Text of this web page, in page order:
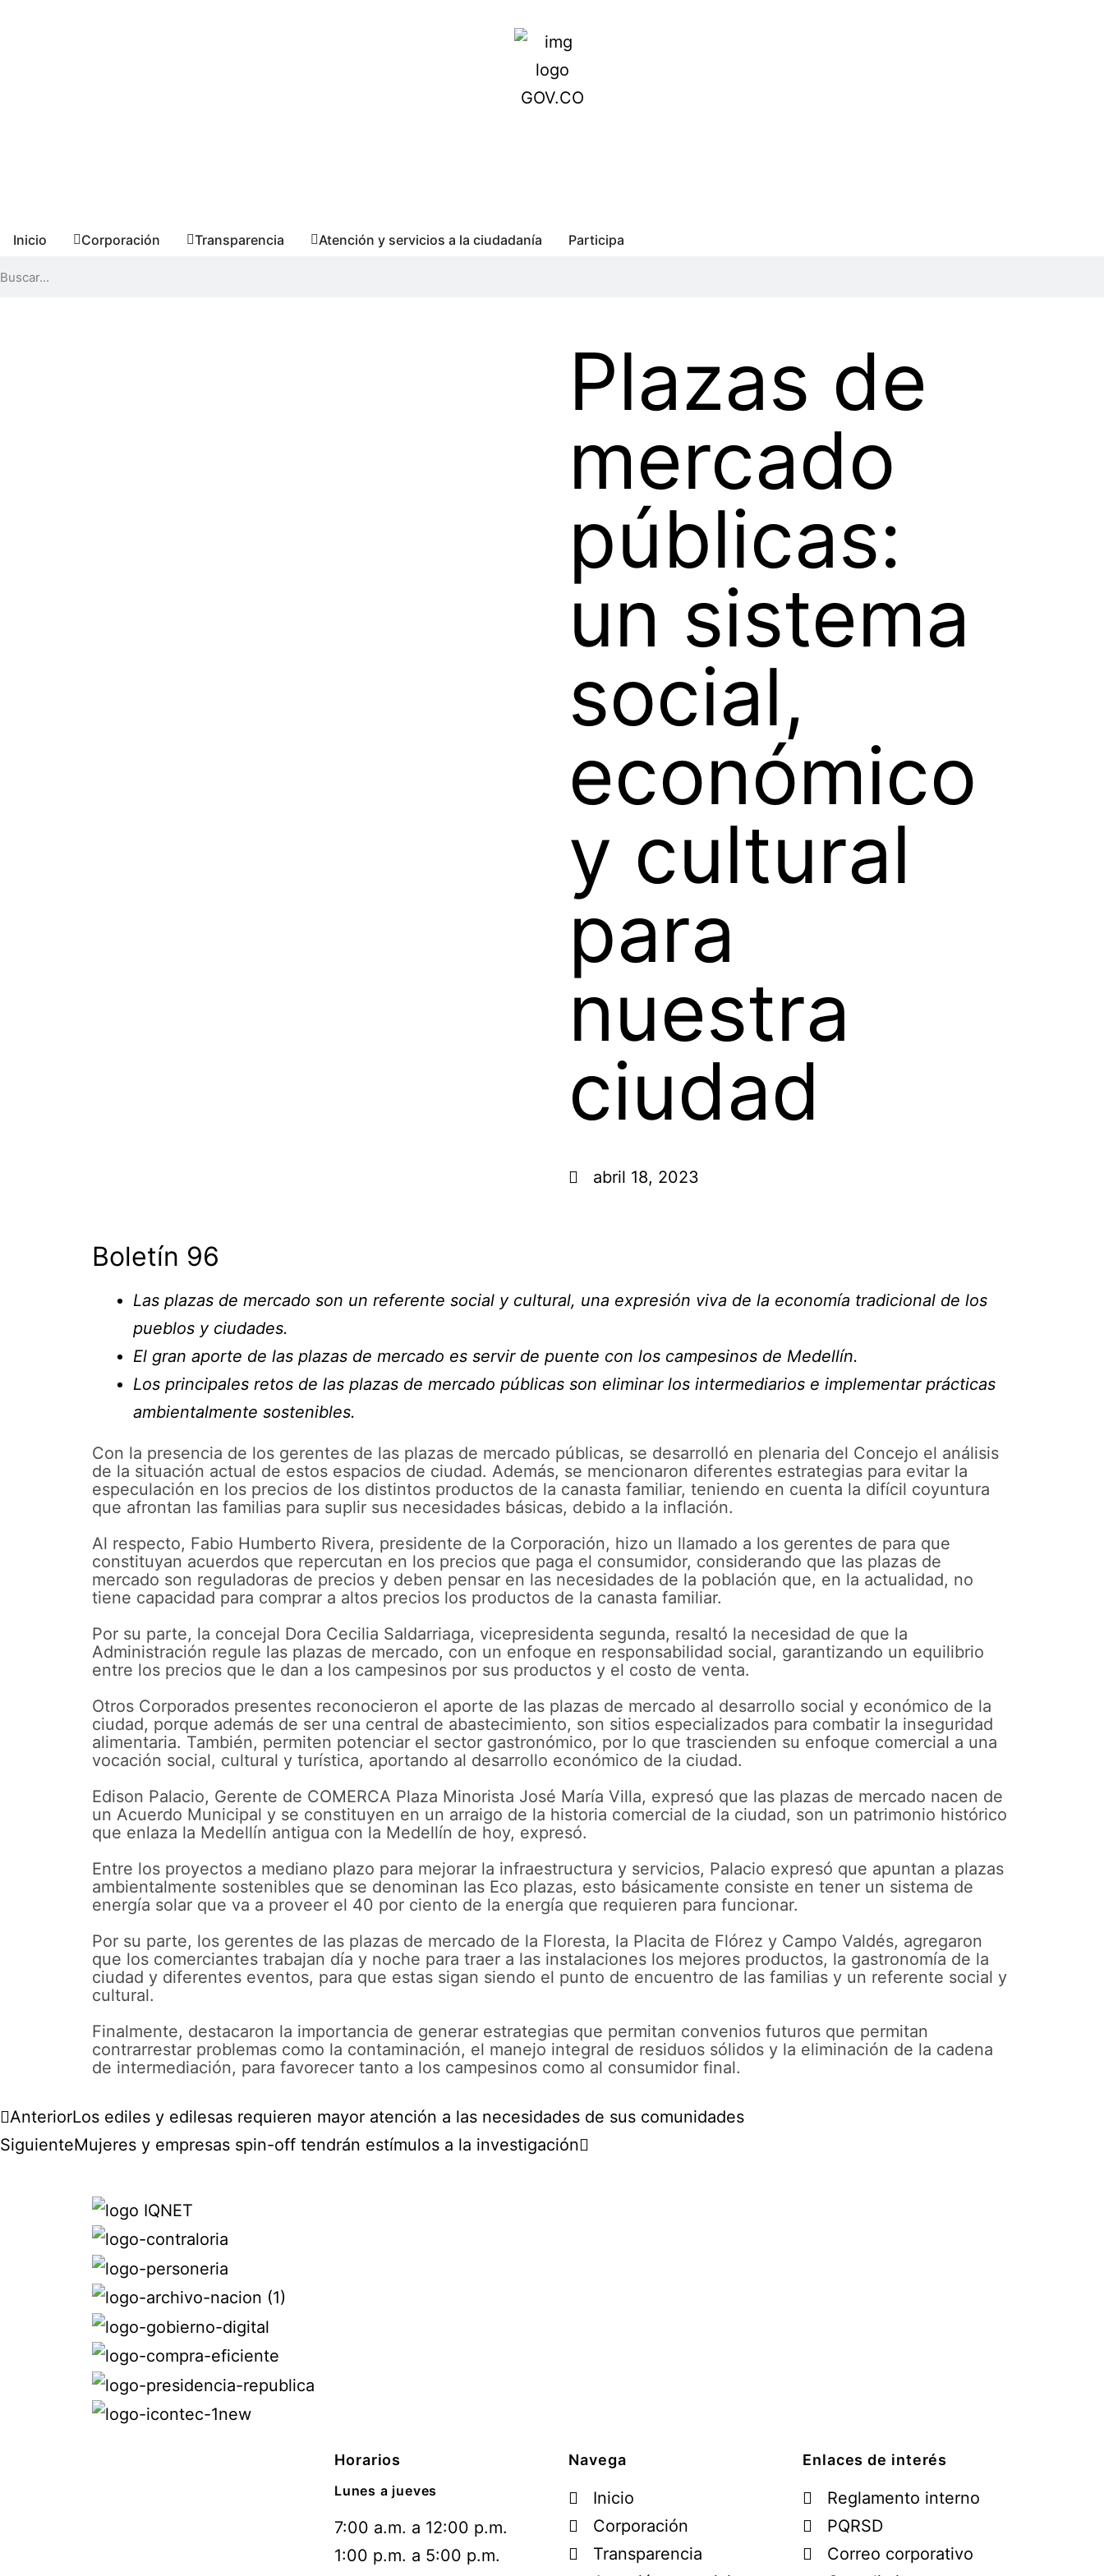
Inicio Corporación Transparencia Atención y servicios a la ciudadanía Participa
Plazas de
mercado
públicas:
un sistema
social,
económico
y cultural
para
nuestra
ciudad
abril 18, 2023
Boletín 96
Las plazas de mercado son un referente social y cultural, una expresión viva de la economía tradicional de los
pueblos y ciudades.
El gran aporte de las plazas de mercado es servir de puente con los campesinos de Medellín.
Los principales retos de las plazas de mercado públicas son eliminar los intermediarios e implementar prácticas
ambientalmente sostenibles.
Con la presencia de los gerentes de las plazas de mercado públicas, se desarrolló en plenaria del Concejo el análisis
de la situación actual de estos espacios de ciudad. Además, se mencionaron diferentes estrategias para evitar la
especulación en los precios de los distintos productos de la canasta familiar, teniendo en cuenta la difícil coyuntura
que afrontan las familias para suplir sus necesidades básicas, debido a la inflación.
Al respecto, Fabio Humberto Rivera, presidente de la Corporación, hizo un llamado a los gerentes de para que
constituyan acuerdos que repercutan en los precios que paga el consumidor, considerando que las plazas de
mercado son reguladoras de precios y deben pensar en las necesidades de la población que, en la actualidad, no
tiene capacidad para comprar a altos precios los productos de la canasta familiar.
Por su parte, la concejal Dora Cecilia Saldarriaga, vicepresidenta segunda, resaltó la necesidad de que la
Administración regule las plazas de mercado, con un enfoque en responsabilidad social, garantizando un equilibrio
entre los precios que le dan a los campesinos por sus productos y el costo de venta.
Otros Corporados presentes reconocieron el aporte de las plazas de mercado al desarrollo social y económico de la
ciudad, porque además de ser una central de abastecimiento, son sitios especializados para combatir la inseguridad
alimentaria. También, permiten potenciar el sector gastronómico, por lo que trascienden su enfoque comercial a una
vocación social, cultural y turística, aportando al desarrollo económico de la ciudad.
Edison Palacio, Gerente de COMERCA Plaza Minorista José María Villa, expresó que las plazas de mercado nacen de
un Acuerdo Municipal y se constituyen en un arraigo de la historia comercial de la ciudad, son un patrimonio histórico
que enlaza la Medellín antigua con la Medellín de hoy, expresó.
Entre los proyectos a mediano plazo para mejorar la infraestructura y servicios, Palacio expresó que apuntan a plazas
ambientalmente sostenibles que se denominan las Eco plazas, esto básicamente consiste en tener un sistema de
energía solar que va a proveer el 40 por ciento de la energía que requieren para funcionar.
Por su parte, los gerentes de las plazas de mercado de la Floresta, la Placita de Flórez y Campo Valdés, agregaron
que los comerciantes trabajan día y noche para traer a las instalaciones los mejores productos, la gastronomía de la
ciudad y diferentes eventos, para que estas sigan siendo el punto de encuentro de las familias y un referente social y
cultural.
Finalmente, destacaron la importancia de generar estrategias que permitan convenios futuros que permitan
contrarrestar problemas como la contaminación, el manejo integral de residuos sólidos y la eliminación de la cadena
de intermediación, para favorecer tanto a los campesinos como al consumidor final.
AnteriorLos ediles y edilesas requieren mayor atención a las necesidades de sus comunidades
SiguienteMujeres y empresas spin-off tendrán estímulos a la investigación
Horarios
Lunes a jueves
7:00 a.m. a 12:00 p.m.
1:00 p.m. a 5:00 p.m.
Navega
Inicio
Corporación
Transparencia
Enlaces de interés
Reglamento interno
PQRSD
Correo corporativo